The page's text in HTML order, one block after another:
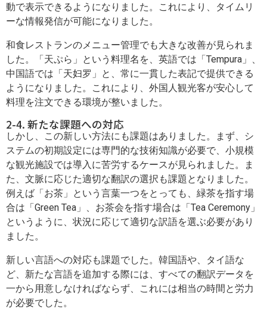
動で表示できるようになりました。これにより、タイムリ
ーな情報発信が可能になりました。
和食レストランのメニュー管理でも大きな改善が見られま
した。「天ぷら」という料理名を、英語では「Tempura」、
中国語では「天妇罗」と、常に一貫した表記で提供できる
ようになりました。これにより、外国人観光客が安心して
料理を注文できる環境が整いました。
2-4. 新たな課題への対応
しかし、この新しい方法にも課題はありました。まず、シ
ステムの初期設定には専門的な技術知識が必要で、小規模
な観光施設では導入に苦労するケースが見られました。ま
た、文脈に応じた適切な翻訳の選択も課題となりました。
例えば「お茶」という言葉一つをとっても、緑茶を指す場
合は「Green Tea」、お茶会を指す場合は「Tea Ceremony」
というように、状況に応じて適切な訳語を選ぶ必要があり
ました。
新しい言語への対応も課題でした。韓国語や、タイ語な
ど、新たな言語を追加する際には、すべての翻訳データを
一から用意しなければならず、これには相当の時間と労力
が必要でした。